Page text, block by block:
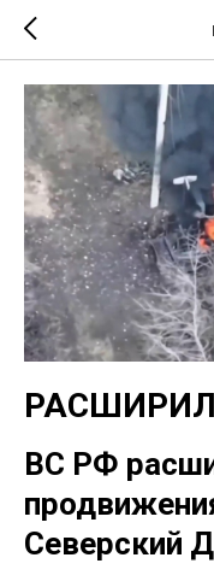
ВС РФ
Северский